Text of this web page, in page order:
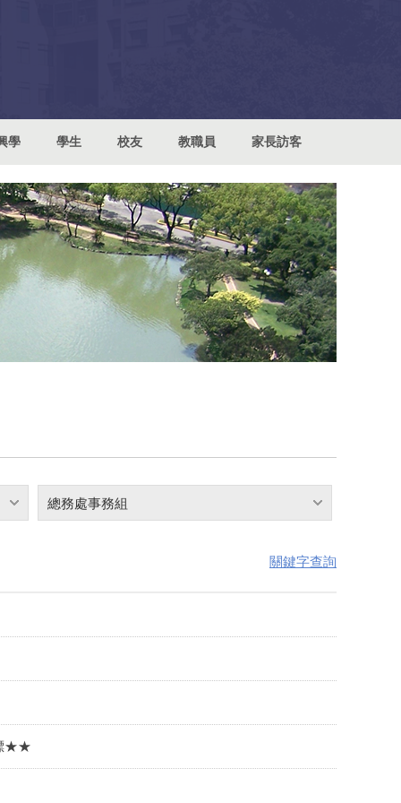
學 學生 校友 教職員 家長訪客
總務處事務組
關鍵字查詢
★★